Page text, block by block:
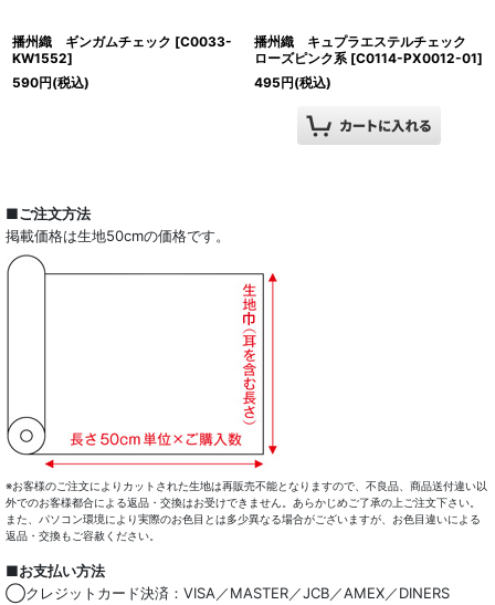
播州織 ギンガムチェック [C0033-
KW1552]
590円(税込)
播州織 キュプラエステルチェック
ローズピンク系 [C0114-PX0012-01]
495円(税込)
■ご注文方法
掲載価格は生地50cmの価格です。
※お客様のご注文によりカットされた生地は再販売不能となりますので、不良品、商品送付違い以
外でのお客様都合による返品・交換はお受けできません。あらかじめご了承の上ご注文下さい。
また、パソコン環境により実際のお色目とは多少異なる場合がございますが、お色目違いによる
返品・交換もご容赦ください。
■お支払い方法
◯クレジットカード決済：VISA／MASTER／JCB／AMEX／DINERS